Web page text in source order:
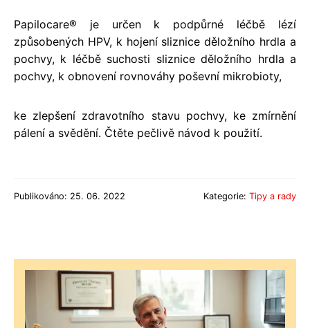
Papilocare® je určen k podpůrné léčbě lézí
způsobených HPV, k hojení sliznice děložního hrdla a
pochvy, k léčbě suchosti sliznice děložního hrdla a
pochvy, k obnovení rovnováhy poševní mikrobioty,
ke zlepšení zdravotního stavu pochvy, ke zmírnění
pálení a svědění. Čtěte pečlivě návod k použití.
Publikováno: 25. 06. 2022 Kategorie: Tipy a rady